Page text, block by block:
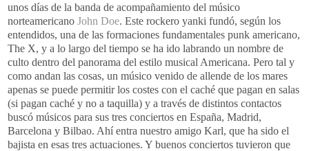
unos días de la banda de acompañamiento del músico
norteamericano John Doe. Este rockero yanki fundó, según los
entendidos, una de las formaciones fundamentales punk americano,
The X, y a lo largo del tiempo se ha ido labrando un nombre de
culto dentro del panorama del estilo musical Americana. Pero tal y
como andan las cosas, un músico venido de allende de los mares
apenas se puede permitir los costes con el caché que pagan en salas
(si pagan caché y no a taquilla) y a través de distintos contactos
buscó músicos para sus tres conciertos en España, Madrid,
Barcelona y Bilbao. Ahí entra nuestro amigo Karl, que ha sido el
bajista en esas tres actuaciones. Y buenos conciertos tuvieron que